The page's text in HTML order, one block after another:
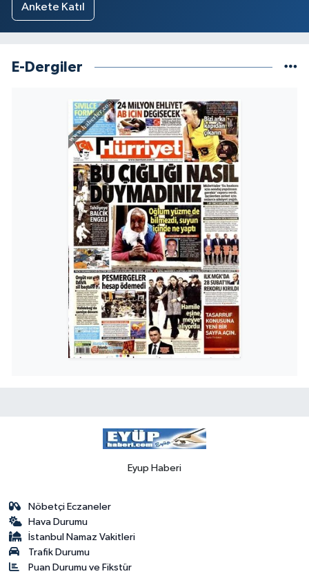
Ankete Katıl
E-Dergiler
Eyup Haberi
Nöbetçi Eczaneler
Hava Durumu
İstanbul Namaz Vakitleri
Trafik Durumu
Puan Durumu ve Fikstür